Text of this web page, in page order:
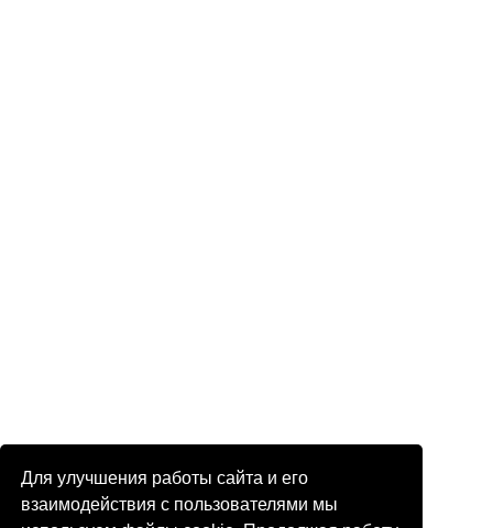
Для улучшения работы сайта и его
взаимодействия с пользователями мы